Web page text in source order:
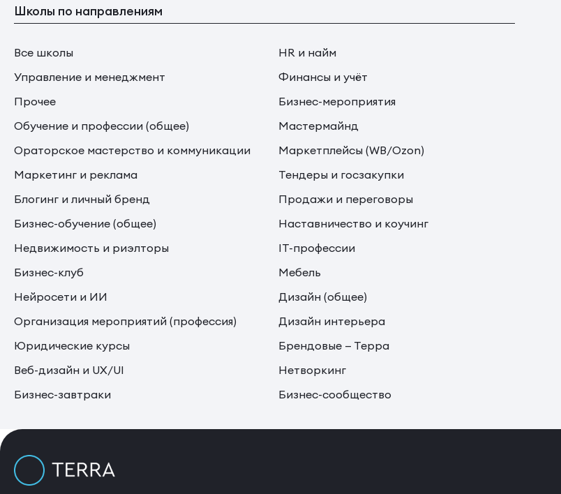
Школы по направлениям
Все школы
HR и найм
Управление и менеджмент
Финансы и учёт
Прочее
Бизнес-мероприятия
Обучение и профессии (общее)
Мастермайнд
Ораторское мастерство и коммуникации
Маркетплейсы (WB/Ozon)
Маркетинг и реклама
Тендеры и госзакупки
Блогинг и личный бренд
Продажи и переговоры
Бизнес-обучение (общее)
Наставничество и коучинг
Недвижимость и риэлторы
IT-профессии
Бизнес-клуб
Мебель
Нейросети и ИИ
Дизайн (общее)
Организация мероприятий (профессия)
Дизайн интерьера
Юридические курсы
Брендовые — Терра
Веб-дизайн и UX/UI
Нетворкинг
Бизнес-завтраки
Бизнес-сообщество